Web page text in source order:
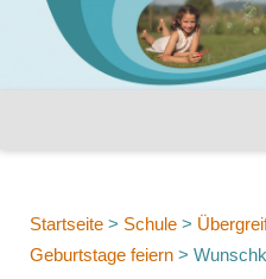
Startseite > Schule >
Geburtstage feiern >